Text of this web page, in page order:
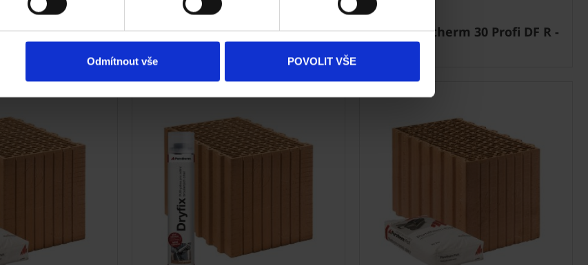
Odmítnout vše POVOLIT VŠE
30 Profi DF -
Cihla Porotherm 30 Profi DF 1-2
Cihla Porotherm 30 Profi DF R -
Broušená